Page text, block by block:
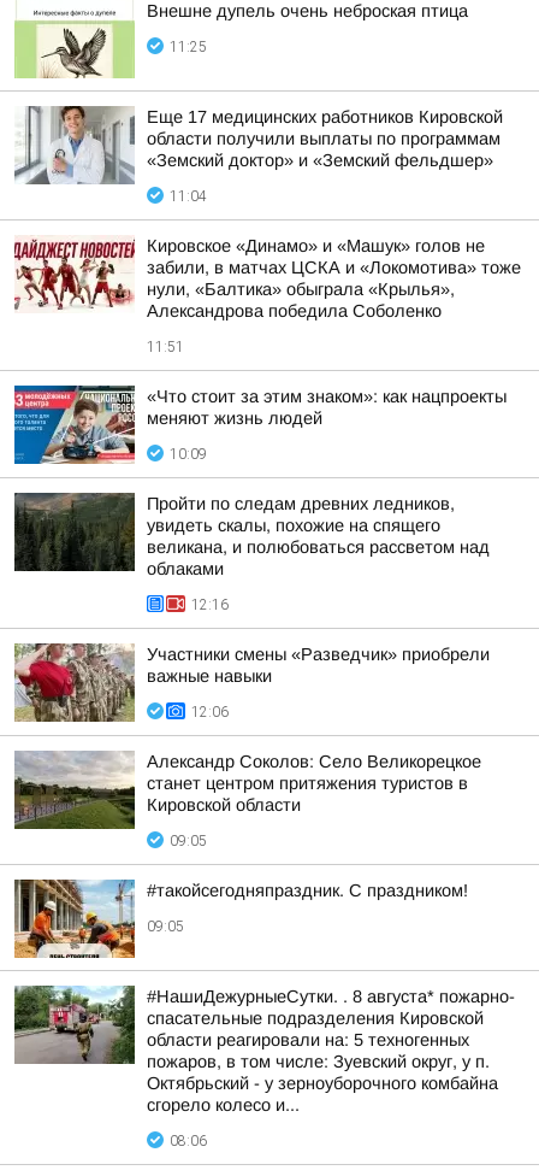
Внешне дупель очень неброская птица
11:25
Еще 17 медицинских работников Кировской
области получили выплаты по программам
«Земский доктор» и «Земский фельдшер»
11:04
Кировское «Динамо» и «Машук» голов не
забили, в матчах ЦСКА и «Локомотива» тоже
нули, «Балтика» обыграла «Крылья»,
Александрова победила Соболенко
11:51
«Что стоит за этим знаком»: как нацпроекты
меняют жизнь людей
10:09
Пройти по следам древних ледников,
увидеть скалы, похожие на спящего
великана, и полюбоваться рассветом над
облаками
12:16
Участники смены «Разведчик» приобрели
важные навыки
12:06
Александр Соколов: Село Великорецкое
станет центром притяжения туристов в
Кировской области
09:05
#такойсегодняпраздник. С праздником!
09:05
#НашиДежурныеСутки. . 8 августа* пожарно-
спасательные подразделения Кировской
области реагировали на: 5 техногенных
пожаров, в том числе: Зуевский округ, у п.
Октябрьский - у зерноуборочного комбайна
сгорело колесо и...
08:06